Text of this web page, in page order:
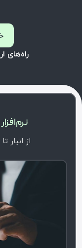
راه‌های
از